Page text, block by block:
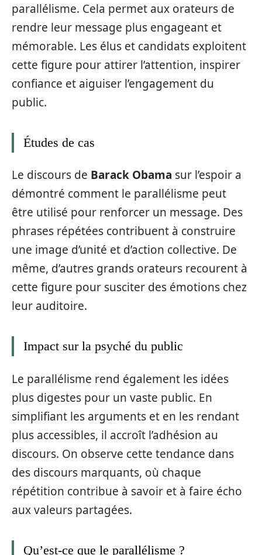
parallélisme. Cela permet aux orateurs de
rendre leur message plus engageant et
mémorable. Les élus et candidats exploitent
cette figure pour attirer l’attention, inspirer
confiance et aiguiser l’engagement du
public.
Études de cas
Le discours de Barack Obama sur l’espoir a
démontré comment le parallélisme peut
être utilisé pour renforcer un message. Des
phrases répétées contribuent à construire
une image d’unité et d’action collective. De
même, d’autres grands orateurs recourent à
cette figure pour susciter des émotions chez
leur auditoire.
Impact sur la psyché du public
Le parallélisme rend également les idées
plus digestes pour un vaste public. En
simplifiant les arguments et en les rendant
plus accessibles, il accroît l’adhésion au
discours. On observe cette tendance dans
des discours marquants, où chaque
répétition contribue à savoir et à faire écho
aux valeurs partagées.
Qu’est-ce que le parallélisme ?